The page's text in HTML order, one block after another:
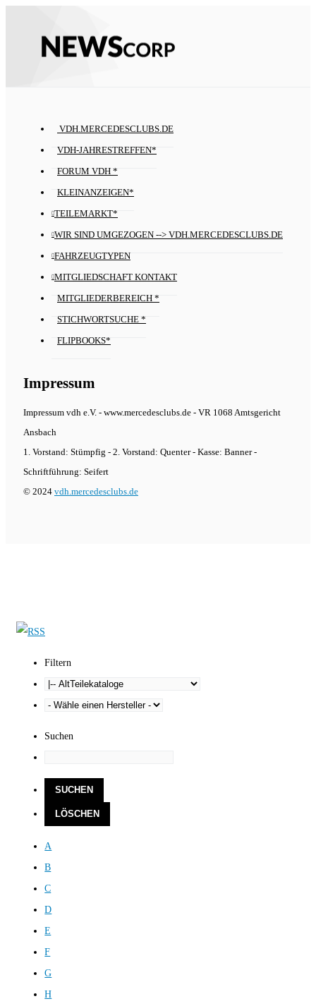
VDH.MERCEDESCLUBS.DE
VDH-JAHRESTREFFEN*
FORUM VDH *
KLEINANZEIGEN*
TEILEMARKT*
WIR SIND UMGEZOGEN --> VDH.MERCEDESCLUBS.DE
FAHRZEUGTYPEN
MITGLIEDSCHAFT KONTAKT
MITGLIEDERBEREICH *
STICHWORTSUCHE *
FLIPBOOKS*
Impressum
Impressum vdh e.V. - www.mercedesclubs.de - VR 1068 Amtsgericht
Ansbach
1. Vorstand: Stümpfig - 2. Vorstand: Quenter - Kasse: Banner -
Schriftführung: Seifert
© 2024 vdh.mercedesclubs.de
Filtern
Suchen
A
B
C
D
E
F
G
H